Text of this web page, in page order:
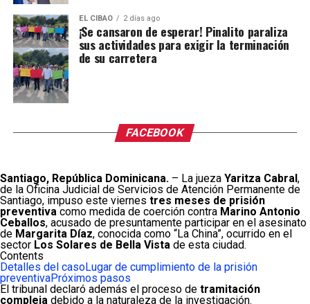
EL CIBAO 2 días ago
¡Se cansaron de esperar! Pinalito paraliza
sus actividades para exigir la terminación
de su carretera
FACEBOOK
Santiago, República Dominicana. – La jueza Yaritza Cabral,
de la Oficina Judicial de Servicios de Atención Permanente de
Santiago, impuso este viernes tres meses de prisión
preventiva como medida de coerción contra Marino Antonio
Ceballos, acusado de presuntamente participar en el asesinato
de Margarita Díaz, conocida como “La China”, ocurrido en el
sector Los Solares de Bella Vista de esta ciudad.
Contents
Detalles del casoLugar de cumplimiento de la prisión
preventivaPróximos pasos
El tribunal declaró además el proceso de tramitación
compleja debido a la naturaleza de la investigación.